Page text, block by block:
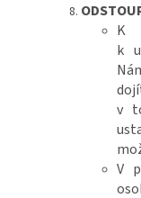
K
k
v
V